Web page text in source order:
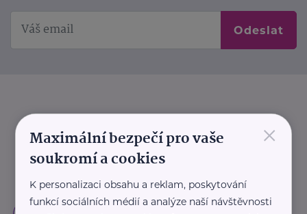
Odeslat
×
Maximální bezpečí pro vaše
soukromí a cookies
K personalizaci obsahu a reklam, poskytování
funkcí sociálních médií a analýze naší návštěvnosti